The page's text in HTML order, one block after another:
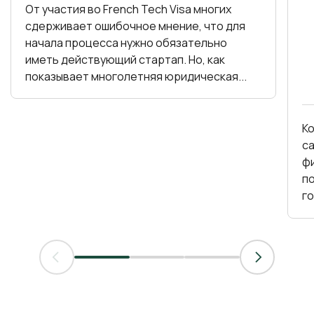
От участия во French Tech Visa многих
сдерживает ошибочное мнение, что для
начала процесса нужно обязательно
иметь действующий стартап. Но, как
показывает многолетняя юридическая...